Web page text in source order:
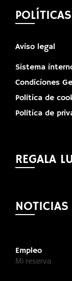
POLÍTICAS
Aviso legal
Sistema
Condiciones
Política de
Política de
REGALA
NOTICIAS
Empleo
Mi reserva